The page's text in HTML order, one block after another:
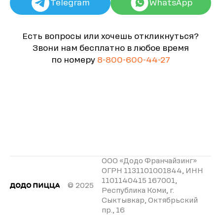
Telegram WhatsApp
Есть вопросы или хочешь откликнуться?
Звони нам бесплатно в любое время
по номеру 8-800-600-44-27
© 2025
ООО «Додо Франчайзинг»
ОГРН 1131101001844, ИНН
1101140415 167001,
Республика Коми, г.
Сыктывкар, Октябрьский
пр., 16